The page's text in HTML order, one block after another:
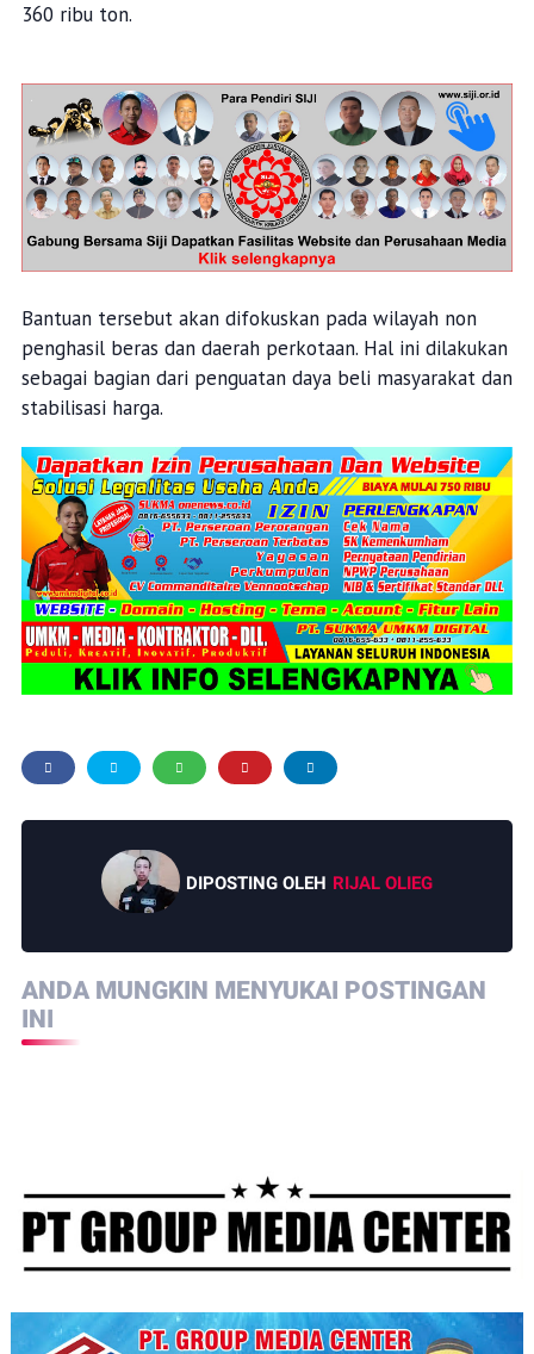
360 ribu ton.
Bantuan tersebut akan difokuskan pada wilayah non
penghasil beras dan daerah perkotaan. Hal ini dilakukan
sebagai bagian dari penguatan daya beli masyarakat dan
stabilisasi harga.
DIPOSTING OLEH RIJAL OLIEG
ANDA MUNGKIN MENYUKAI POSTINGAN
INI